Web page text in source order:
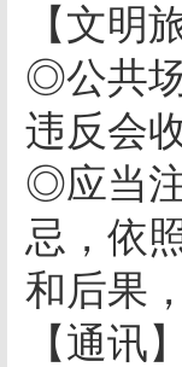
【文明
◎公共
违反会
◎应当
忌，依
和后果
【通讯